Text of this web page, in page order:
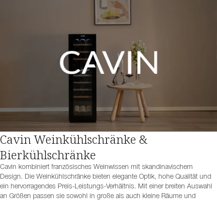
Cavin Weinkühlschränke &
Bierkühlschränke
Cavin kombiniert französisches Weinwissen mit skandinavischem
Design. Die Weinkühlschränke bieten elegante Optik, hohe Qualität und
ein hervorragendes Preis-Leistungs-Verhältnis. Mit einer breiten Auswahl
an Größen passen sie sowohl in große als auch kleine Räume und